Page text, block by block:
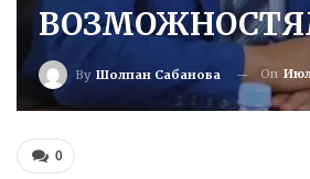
By Шолпан Сабанова On
0